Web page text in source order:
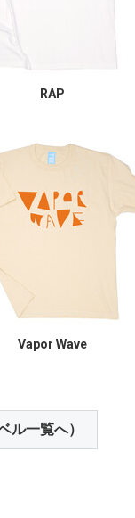
RAP
Vapor Wave
ル一覧へ）